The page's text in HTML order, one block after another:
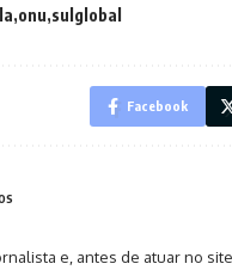
onu sulglobal
Facebook
e, antes de atuar no